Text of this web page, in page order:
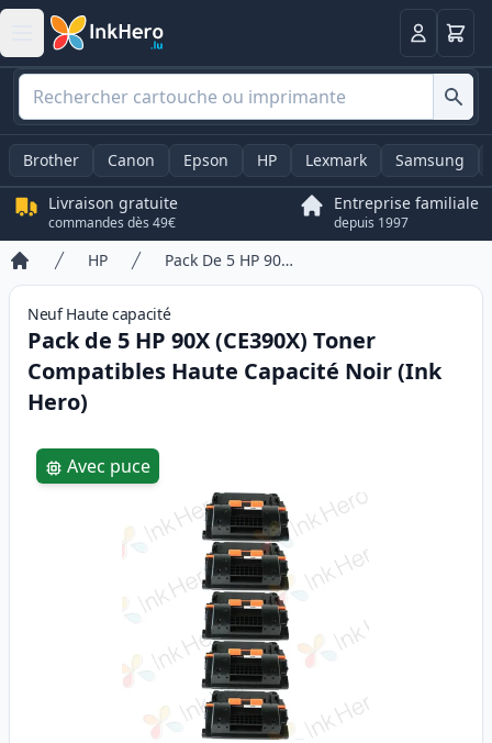
Panier
Brother Canon Epson HP Lexmark Samsung
Livraison gratuite
commandes dès 49€
Entreprise familiale
depuis 1997
Accueil
HP Pack De 5 HP 90X (CE390X) Toner Compatibles Haute Capacité Noir (Ink Hero)
Neuf Hautecapacité
Pack de 5 HP 90X (CE390X) Toner
Compatibles Haute Capacité Noir (Ink
Hero)
Product information
Avec puce